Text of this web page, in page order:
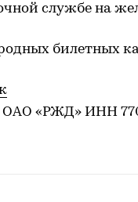
службе на
билетных
ОАО «РЖД» ИНН